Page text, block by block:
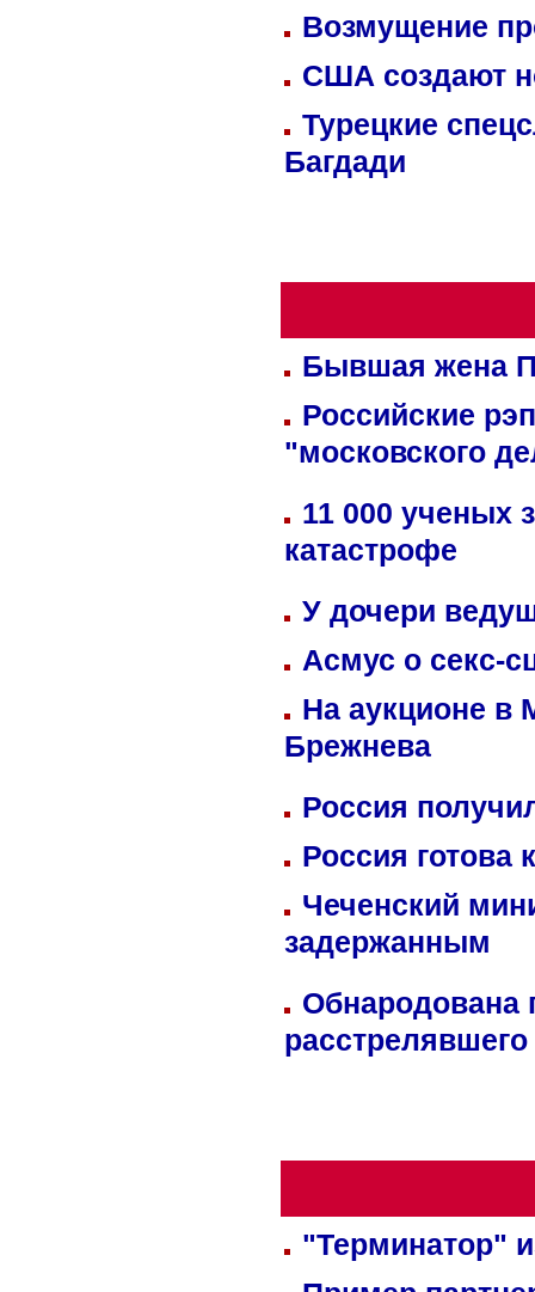
Возмущение
США создают
Турецкие
Багдади
Бывшая жена
Российские
"московского
11 000 ученых
катастрофе
У дочери
Асмус о секс-
На аукционе в
Брежнева
Россия
Россия готова
Чеченский
задержанным
Обнародована
"Терминатор"